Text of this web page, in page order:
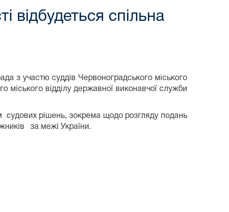
відбудеться спільна
з участю суддів Червоноградського міського
міського відділу державної виконавчої служби
судових рішень, зокрема щодо розгляду подань
за межі України.